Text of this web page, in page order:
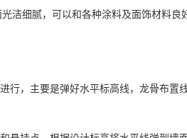
洁细腻，可以和各种涂料及面饰材料良
，主要是弹好水平标高线，龙骨布置